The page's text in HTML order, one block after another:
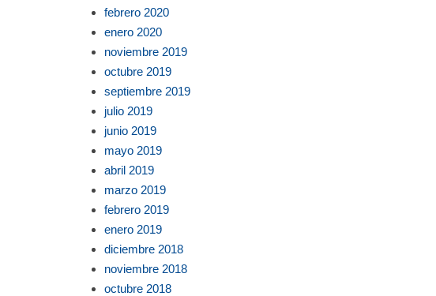
febrero 2020
enero 2020
noviembre 2019
octubre 2019
septiembre 2019
julio 2019
junio 2019
mayo 2019
abril 2019
marzo 2019
febrero 2019
enero 2019
diciembre 2018
noviembre 2018
octubre 2018